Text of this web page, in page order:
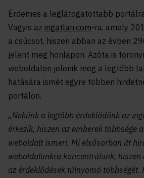
Érdemes a leglátogatottabb
Vagyis az ingatlan.com-ra, amely
a csúcsot, hiszen abban az évben
jelent meg honlapon. Azóta is
weboldalon jelenik meg a legtöbb
hatására ismét egyre többen
portálon.
„Nekünk a legtöbb érdeklődőnk az
érkezik, hiszen az emberek többsége
weboldalt ismeri. Mi elsősorban itt
weboldalunkra koncentrálunk, hiszen
az érdeklődések túlnyomó többségét.